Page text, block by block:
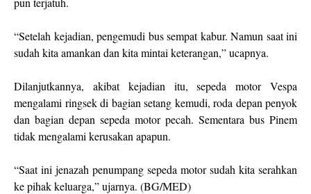
“Setelah kejadian, pengemudi bus sempat kabur. Namun saat ini
sudah kita amankan dan kita mintai keterangan,” ucapnya.
Dilanjutkannya, akibat kejadian itu, sepeda motor Vespa
mengalami ringsek di bagian setang kemudi, roda depan penyok
dan bagian depan sepeda motor pecah. Sementara bus Pinem
tidak mengalami kerusakan apapun.
“Saat ini jenazah penumpang sepeda motor sudah kita serahkan
ke pihak keluarga,” ujarnya. (BG/MED)